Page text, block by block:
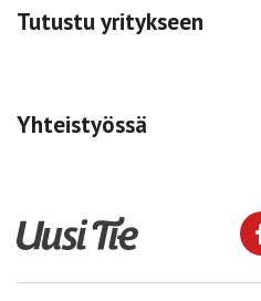
Tutustu yritykseen
Yhteistyössä